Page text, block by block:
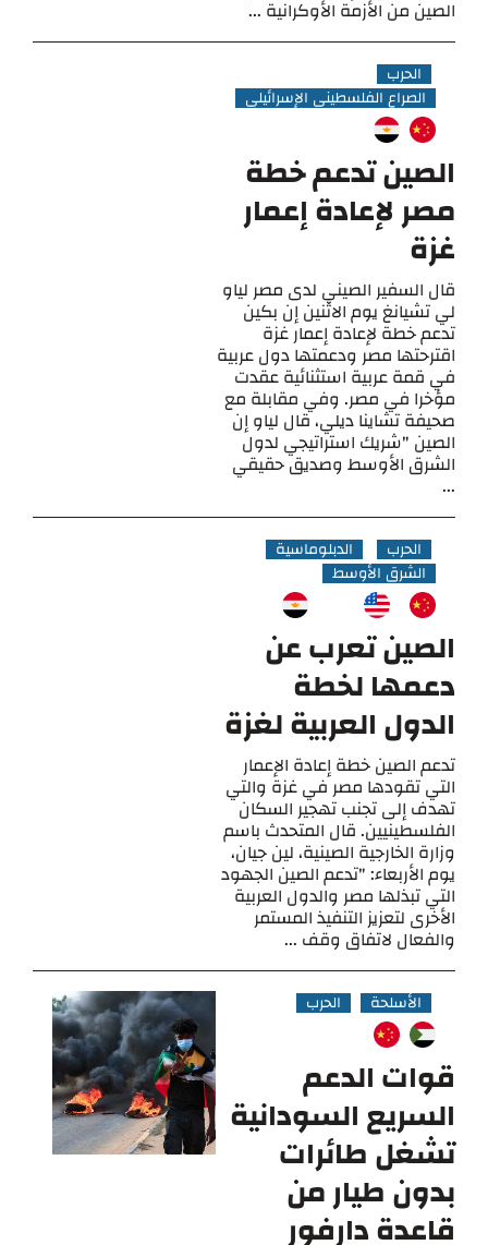
الصين من الأزمة الأوكرانية ...
الحرب
الصراع الفلسطيني الإسرائيلي
الصين تدعم خطة
مصر لإعادة إعمار
غزة
قال السفير الصيني لدى مصر لياو
لي تشيانغ يوم الاثنين إن بكين
تدعم خطة لإعادة إعمار غزة
اقترحتها مصر ودعمتها دول عربية
في قمة عربية استثنائية عقدت
مؤخرا في مصر. وفي مقابلة مع
صحيفة تشاينا ديلي، قال لياو إن
الصين "شريك استراتيجي لدول
الشرق الأوسط وصديق حقيقي
...
الحرب
الدبلوماسية
الشرق الأوسط
الصين تعرب عن
دعمها لخطة
الدول العربية لغزة
تدعم الصين خطة إعادة الإعمار
التي تقودها مصر في غزة والتي
تهدف إلى تجنب تهجير السكان
الفلسطينيين. قال المتحدث باسم
وزارة الخارجية الصينية، لين جيان،
يوم الأربعاء: "تدعم الصين الجهود
التي تبذلها مصر والدول العربية
الأخرى لتعزيز التنفيذ المستمر
والفعال لاتفاق وقف ...
الأسلحة الحرب
قوات الدعم
السريع السودانية
تشغل طائرات
بدون طيار من
قاعدة دارفور